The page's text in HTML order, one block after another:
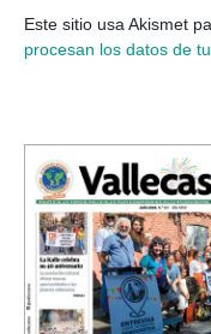
Este sitio usa Akismet
procesan los datos de